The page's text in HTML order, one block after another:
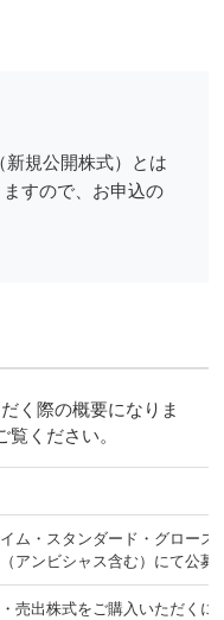
規公開株式）とは
すので、お申込の
く際の概要になりま
覧ください。
ム・スタンダード・グロー
アンビシャス含む）にて公募
売出株式をご購入いただく